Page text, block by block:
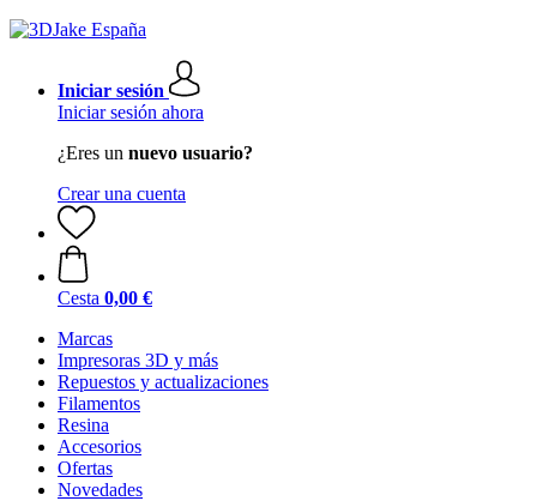
Iniciar sesión
Iniciar sesión ahora
¿Eres un nuevo usuario?
Crear una cuenta
Cesta 0,00 €
Marcas
Impresoras 3D y más
Repuestos y actualizaciones
Filamentos
Resina
Accesorios
Ofertas
Novedades